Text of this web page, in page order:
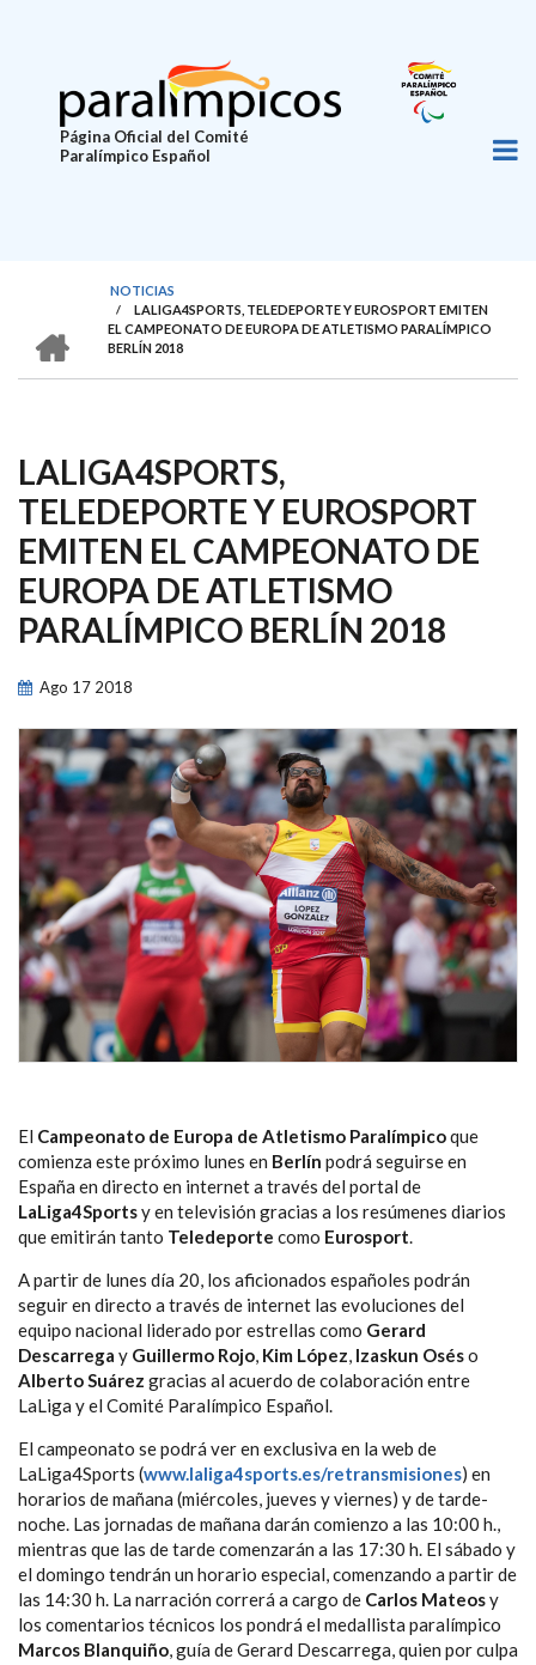
principal
Página Oficial del Comité
Paralímpico Español
SOBRESCRIBIR
ENLACES
A
LA
NAVEGACIÓN
NOTICIAS
/
LALIGA4SPORTS, TELEDEPORTE Y EUROSPORT EMITEN
EL CAMPEONATO DE EUROPA DE ATLETISMO PARALÍMPICO
BERLÍN 2018
LALIGA4SPORTS,
TELEDEPORTE Y EUROSPORT
EMITEN EL CAMPEONATO DE
EUROPA DE ATLETISMO
PARALÍMPICO BERLÍN 2018
Ago 17 2018
El Campeonato de Europa de Atletismo Paralímpicoque
comienza este próximo lunes en Berlín podrá seguirse en
España en directo en internet a través del portal de
LaLiga4Sportsy en televisión gracias a los resúmenes diarios
que emitirán tanto Teledeporte como Eurosport.
A partir de lunes día 20, los aficionados españoles podrán
seguir en directo a través de internet las evoluciones del
equipo nacional liderado por estrellas como Gerard
Descarrega y Guillermo Rojo, Kim López, Izaskun Oséso
Alberto Suárez gracias al acuerdo de colaboración entre
LaLiga y el Comité Paralímpico Español.
El campeonato se podrá ver en exclusiva en la web de
LaLiga4Sports (www.laliga4sports.es/retransmisiones) en
horarios de mañana (miércoles, jueves y viernes) y de tarde-
noche. Las jornadas de mañana darán comienzo a las 10:00 h.,
mientras que las de tarde comenzarán a las 17:30 h. El sábado y
el domingo tendrán un horario especial, comenzando a partir de
las 14:30 h. La narración correrá a cargo de Carlos Mateosy
los comentarios técnicos los pondrá el medallista paralímpico
Marcos Blanquiño, guía de Gerard Descarrega, quien por culpa